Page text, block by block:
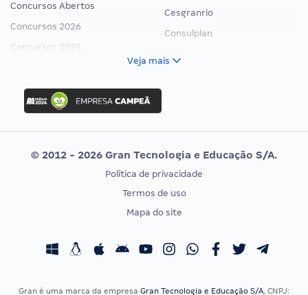
Concursos Abertos
Concursos 2026
Concursos 2025
Concurso Ibama
Concurso MPU
Editais publicados
Cesgranrio
Consulplan
Vunesp
CONCURSOS POR PROFISSÃO
Concursos Fiscais
EXAME DE ORDEM
Calendário OAB
Veja mais
© 2012 - 2026 Gran Tecnologia e Educação S/A.
Política de privacidade
Termos de uso
Mapa do site
Gran é uma marca da empresa Gran Tecnologia e Educação S/A, CNPJ: